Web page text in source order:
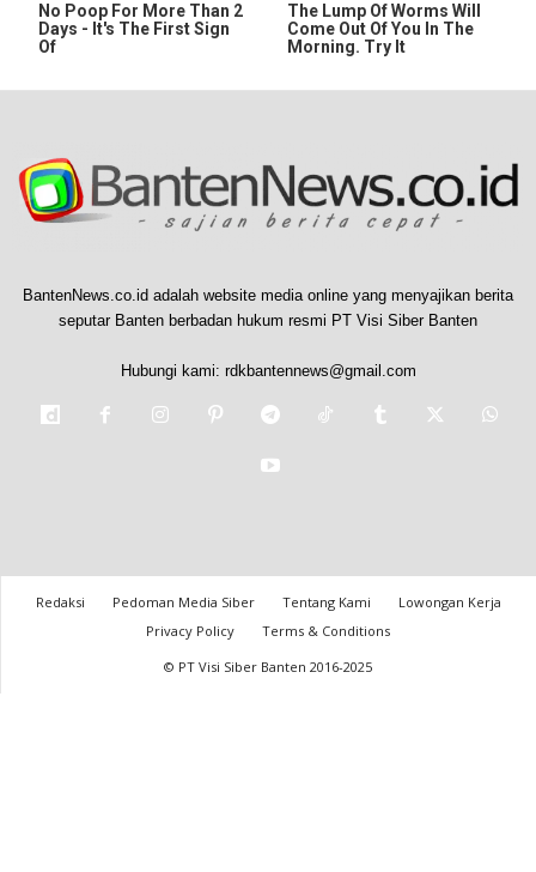
No Poop For More Than 2
Days - It's The First Sign
Of
The Lump Of Worms Will
Come Out Of You In The
Morning. Try It
BantenNews.co.id adalah website media online yang menyajikan berita
seputar Banten berbadan hukum resmi PT Visi Siber Banten
Hubungi kami: rdkbantennews@gmail.com
Redaksi Pedoman Media Siber Tentang Kami
Lowongan Kerja
Privacy Policy
Terms & Conditions
© PT Visi Siber Banten 2016-2025